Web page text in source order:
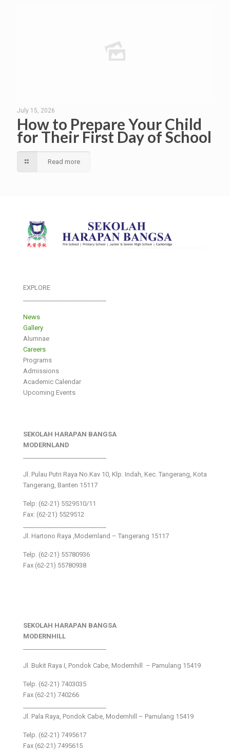
July 15, 2026
How to Prepare Your Child
for Their First Day of School
Read more
EXPLORE
News
Gallery
Alumnae
Careers
Programs
Admissions
Academic Calendar
Upcoming Events
SEKOLAH HARAPAN BANGSA
MODERNLAND
Jl. Pulau Putri Raya No.Kav 10, Klp. Indah, Kec. Tangerang, Kota
Tangerang, Banten 15117
Telp: (62-21) 5529510/11
Fax: (62-21) 5529512
Jl. Hartono Raya ,Modernland – Tangerang 15117
Telp. (62-21) 55780936
Fax (62-21) 55780938
SEKOLAH HARAPAN BANGSA
MODERNHILL
Jl. Bukit Raya I, Pondok Cabe, Modernhill – Pamulang 15419
Telp. (62-21) 7403035
Fax (62-21) 740266
Jl. Pala Raya, Pondok Cabe, Modernhill – Pamulang 15419
Telp. (62-21) 7495617
Fax (62-21) 7495615